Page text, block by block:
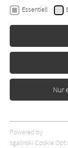
Catherine Aird
Das
Essentiell
Nur
Essentielle
Webseite
Powered by
sgalinski Cookie Opt